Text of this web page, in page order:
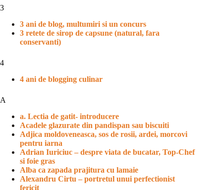
3
3 ani de blog, multumiri si un concurs
3 retete de sirop de capsune (natural, fara
conservanti)
4
4 ani de blogging culinar
A
a. Lectia de gatit- introducere
Acadele glazurate din pandispan sau biscuiti
Adjica moldoveneasca, sos de rosii, ardei, morcovi
pentru iarna
Adrian Iuriciuc – despre viata de bucatar, Top-Chef
si foie gras
Alba ca zapada prajitura cu lamaie
Alexandru Cirtu – portretul unui perfectionist
fericit